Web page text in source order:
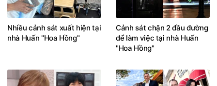
Nhiều cảnh sát xuất hiện tại
nhà Huấn "Hoa Hồng"
Cảnh sát chặn 2 đầu đường
để làm việc tại nhà Huấn
"Hoa Hồng"